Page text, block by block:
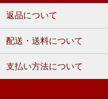
返品について
配送・送料について
支払い方法について